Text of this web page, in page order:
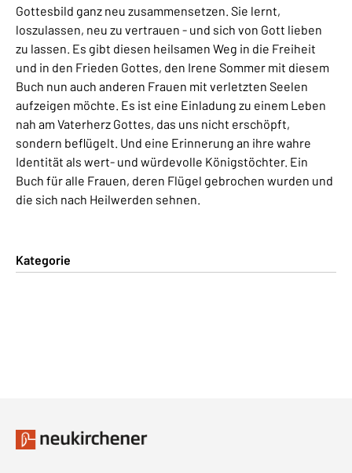
Gottesbild ganz neu zusammensetzen. Sie lernt,
loszulassen, neu zu vertrauen - und sich von Gott lieben
zu lassen. Es gibt diesen heilsamen Weg in die Freiheit
und in den Frieden Gottes, den Irene Sommer mit diesem
Buch nun auch anderen Frauen mit verletzten Seelen
aufzeigen möchte. Es ist eine Einladung zu einem Leben
nah am Vaterherz Gottes, das uns nicht erschöpft,
sondern beflügelt. Und eine Erinnerung an ihre wahre
Identität als wert- und würdevolle Königstöchter. Ein
Buch für alle Frauen, deren Flügel gebrochen wurden und
die sich nach Heilwerden sehnen.
Kategorie